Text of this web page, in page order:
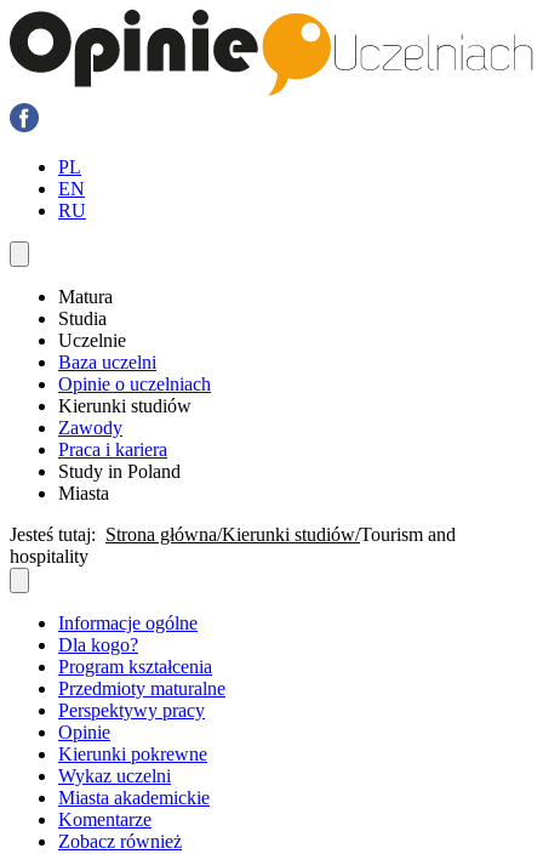
PL
EN
RU
Matura
Studia
Uczelnie
Baza uczelni
Opinie o uczelniach
Kierunki studiów
Zawody
Praca i kariera
Study in Poland
Miasta
Jesteś tutaj: Strona główna Kierunki studiów Tourism and
hospitality
Informacje ogólne
Dla kogo?
Program kształcenia
Przedmioty maturalne
Perspektywy pracy
Opinie
Kierunki pokrewne
Wykaz uczelni
Miasta akademickie
Komentarze
Zobacz również